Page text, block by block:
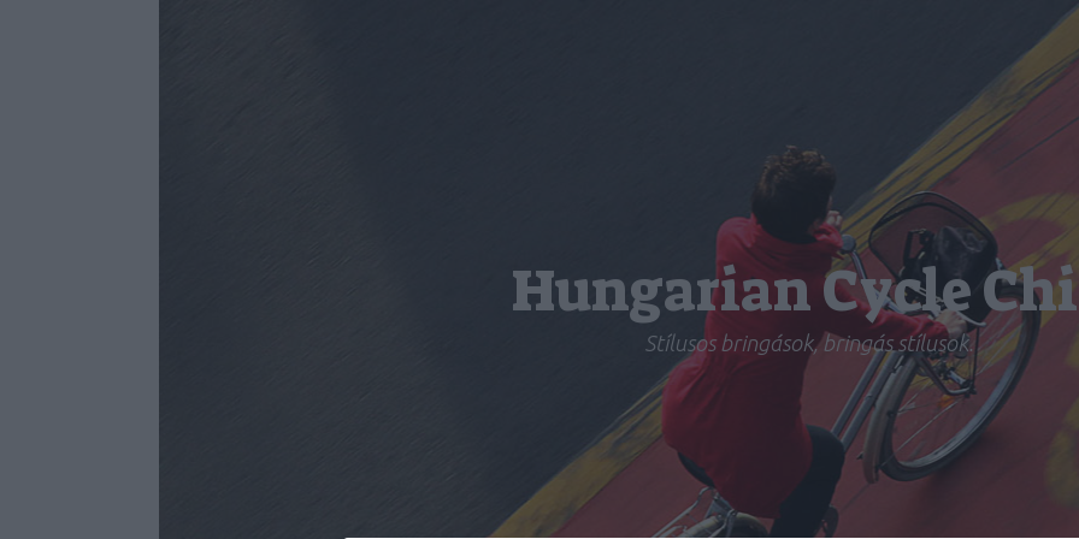
Hungarian Cycle
Stílusos bringások, bringás stílusok.